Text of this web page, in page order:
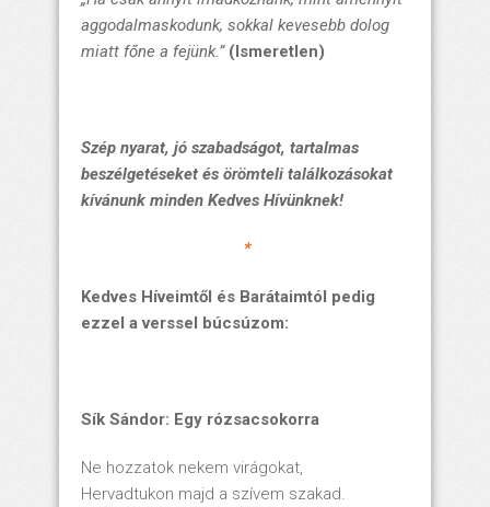
aggodalmaskodunk, sokkal kevesebb dolog
miatt főne a fejünk.” (Ismeretlen)
Szép nyarat, jó szabadságot, tartalmas
beszélgetéseket és örömteli találkozásokat
kívánunk minden Kedves Hívünknek!
*
Kedves Híveimtől és Barátaimtól pedig
ezzel a verssel búcsúzom:
Sík Sándor: Egy rózsacsokorra
Ne hozzatok nekem virágokat,
Hervadtukon majd a szívem szakad.